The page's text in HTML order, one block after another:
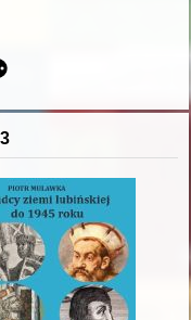
województwa